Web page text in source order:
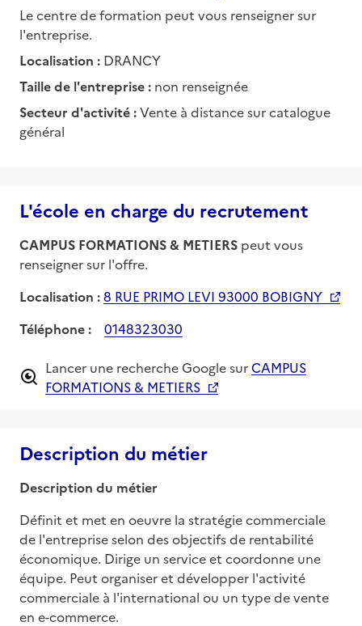
Le centre de formation peut vous renseigner sur
l'entreprise.
Localisation : DRANCY
Taille de l'entreprise : non renseignée
Secteur d'activité :Vente à distance sur catalogue
général
L'école en charge du recrutement
CAMPUS FORMATIONS & METIERS peut vous
renseigner sur l'offre.
Localisation :8 RUE PRIMO LEVI 93000 BOBIGNY
Téléphone :
0148323030
Lancer une recherche Google surCAMPUS
FORMATIONS & METIERS
Description du métier
Description du métier
Définit et met en oeuvre la stratégie commerciale
de l'entreprise selon des objectifs de rentabilité
économique. Dirige un service et coordonne une
équipe. Peut organiser et développer l'activité
commerciale à l'international ou un type de vente
en e-commerce.